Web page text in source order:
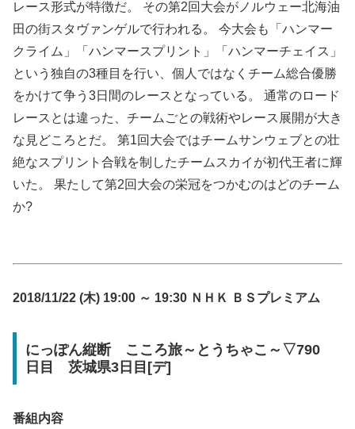
レース形式が特徴だ。 その第2回大会がノルウェー北海油
田の街スタヴァンゲルで行われる。 今大会も「ハンマー
クライム」「ハンマースプリント」「ハンマーチェイス」
という独自の3種目を行い、個人ではなくチーム総合優勝
をかけて争う3日間のレースとなっている。 通常のロード
レースとは違った、チームごとの戦術やレース展開が大き
な見どころとだ。 第1回大会ではチームサンウェブとの壮
絶なスプリント合戦を制したチームスカイが初代王者に輝
いた。 果たして第2回大会の栄冠をつかむのはどのチーム
か?
2018/11/22 (木) 19:00 ～ 19:30 ＮＨＫ ＢＳプレミアム
にっぽん縦断 こころ旅～とうちゃこ～▽790
日目 茨城県3日目[デ]
番組内容